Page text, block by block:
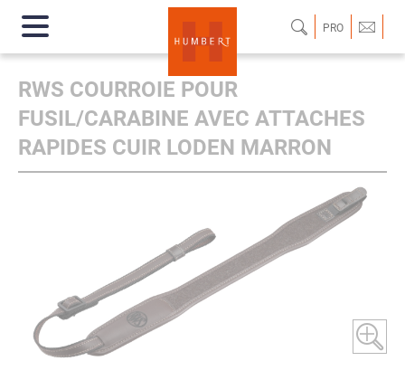
PRO
RWS COURROIE POUR
FUSIL/CARABINE AVEC ATTACHES
RAPIDES CUIR LODEN MARRON